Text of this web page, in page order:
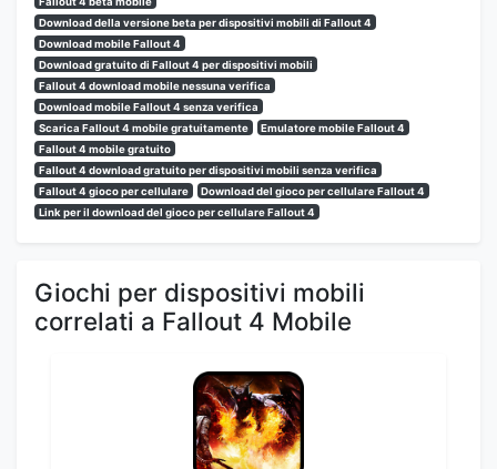
Download della versione beta per dispositivi mobili di Fallout 4
Download mobile Fallout 4
Download gratuito di Fallout 4 per dispositivi mobili
Fallout 4 download mobile nessuna verifica
Download mobile Fallout 4 senza verifica
Scarica Fallout 4 mobile gratuitamente
Emulatore mobile Fallout 4
Fallout 4 mobile gratuito
Fallout 4 download gratuito per dispositivi mobili senza verifica
Fallout 4 gioco per cellulare
Download del gioco per cellulare Fallout 4
Link per il download del gioco per cellulare Fallout 4
Giochi per dispositivi mobili
correlati a Fallout 4 Mobile